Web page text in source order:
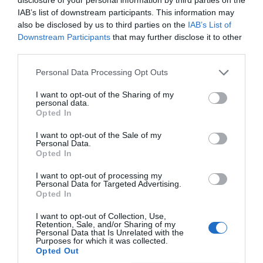
IAB’s list of downstream participants. This information may
also be disclosed by us to third parties on the IAB’s List of
Downstream Participants that may further disclose it to other
Personal Data Processing Opt Outs
I want to opt-out of the Sharing of my
personal data.
Opted In
I want to opt-out of the Sale of my
Personal Data.
Opted In
I want to opt-out of processing my
Personal Data for Targeted Advertising.
Opted In
I want to opt-out of Collection, Use,
Retention, Sale, and/or Sharing of my
Personal Data that Is Unrelated with the
Purposes for which it was collected.
Opted Out
10 fites històriques
Mobile World
Congress
El preu dels hotels
Mobile World
Congress
un impacte
ELS MÉS LLEGITS